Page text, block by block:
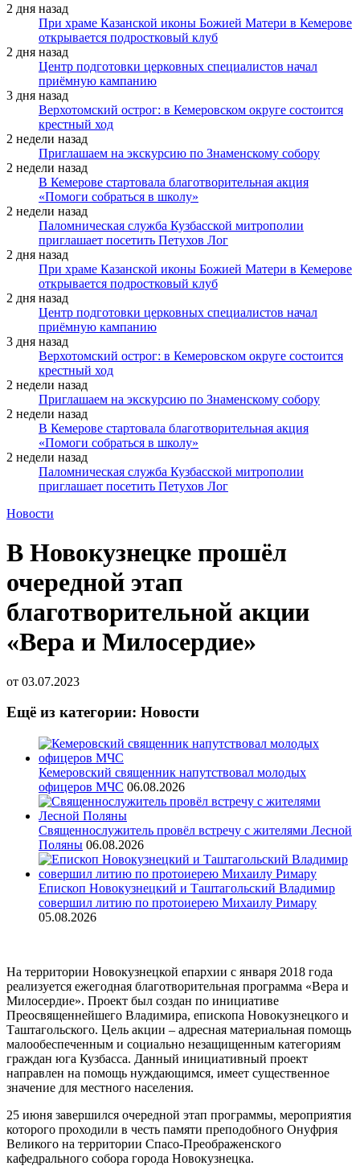
2 дня назад
При храме Казанской иконы Божией Матери в Кемерове
открывается подростковый клуб
2 дня назад
Центр подготовки церковных специалистов начал
приёмную кампанию
3 дня назад
Верхотомский острог: в Кемеровском округе состоится
крестный ход
2 недели назад
Приглашаем на экскурсию по Знаменскому собору
2 недели назад
В Кемерове стартовала благотворительная акция
«Помоги собраться в школу»
2 недели назад
Паломническая служба Кузбасской митрополии
приглашает посетить Петухов Лог
2 дня назад
При храме Казанской иконы Божией Матери в Кемерове
открывается подростковый клуб
2 дня назад
Центр подготовки церковных специалистов начал
приёмную кампанию
3 дня назад
Верхотомский острог: в Кемеровском округе состоится
крестный ход
2 недели назад
Приглашаем на экскурсию по Знаменскому собору
2 недели назад
В Кемерове стартовала благотворительная акция
«Помоги собраться в школу»
2 недели назад
Паломническая служба Кузбасской митрополии
приглашает посетить Петухов Лог
Новости
В Новокузнецке прошёл
очередной этап
благотворительной акции
«Вера и Милосердие»
от 03.07.2023
Ещё из категории: Новости
Кемеровский священник напутствовал молодых
офицеров МЧС 06.08.2026
Священнослужитель провёл встречу с жителями Лесной
Поляны 06.08.2026
Епископ Новокузнецкий и Таштагольский Владимир
совершил литию по протоиерею Михаилу Римару
05.08.2026
На территории Новокузнецкой епархии с января 2018 года
реализуется ежегодная благотворительная программа «Вера и
Милосердие». Проект был создан по инициативе
Преосвященнейшего Владимира, епископа Новокузнецкого и
Таштагольского. Цель акции – адресная материальная помощь
малообеспеченным и социально незащищенным категориям
граждан юга Кузбасса. Данный инициативный проект
направлен на помощь нуждающимся, имеет существенное
значение для местного населения.
25 июня завершился очередной этап программы, мероприятия
которого проходили в честь памяти преподобного Онуфрия
Великого на территории Спасо-Преображенского
кафедрального собора города Новокузнецка.